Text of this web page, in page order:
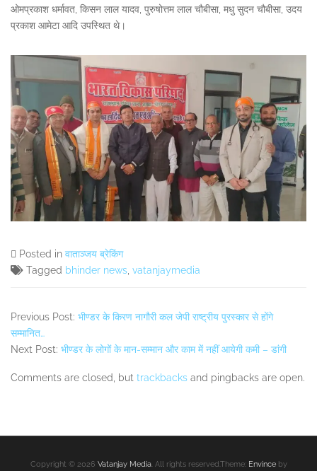
ओमप्रकाश धर्मावत, किसन लाल यादव, पुरुषोत्तम लाल चौबीसा, मधु सुदन चौबीसा, उदय
प्रकाश आमेटा आदि उपस्थित थे।
Posted in वाताञ्जय ब्रेकिंग
Tagged bhinder news, vatanjaymedia
Previous Post: भीण्डर के किरण नागौरी कल जेपी राष्ट्रीय पुरस्कार से होंगे
सम्मानित…
Next Post: भीण्डर के लोगों के मान-सम्मान और काम में नहीं आयेगी कमी – डांगी
Comments are closed, but trackbacks and pingbacks are open.
Copyright © 2026 Vatanjay Media. All rights reserved.Theme: Envinceby